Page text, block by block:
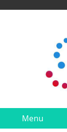
Menu